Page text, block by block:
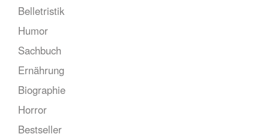
Belletristik
Humor
Sachbuch
Ernährung
Biographie
Horror
Bestseller